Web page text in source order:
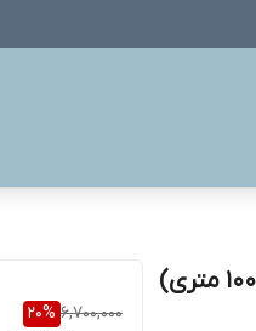
6,700,000
20%